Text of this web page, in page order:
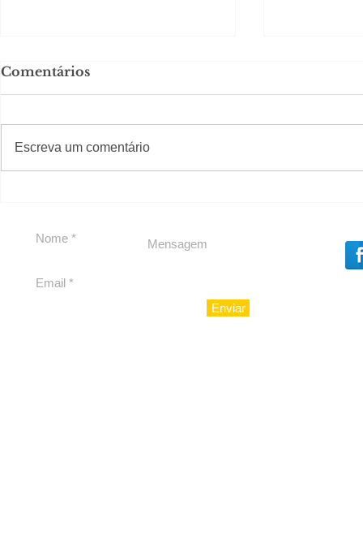
para São Paulo
Comentários
Escreva um comentário
#Sugestões
Enviar